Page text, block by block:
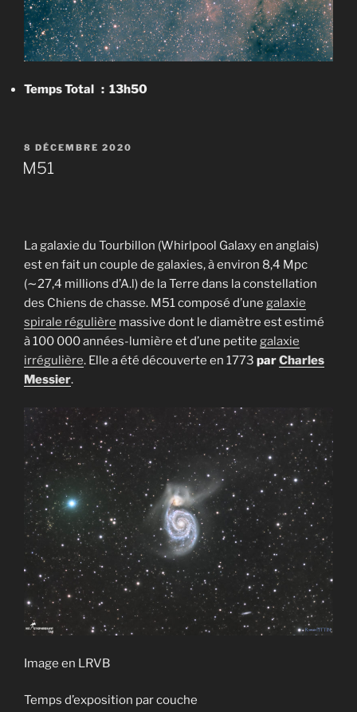
Temps Total : 13h50
PUBLIÉ
LE
8 DÉCEMBRE 2020
M51
La galaxie du Tourbillon (Whirlpool Galaxy en anglais)
est en fait un couple de galaxies, à environ 8,4 Mpc
(∼27,4 millions d’A.l) de la Terre dans la constellation
des Chiens de chasse. M51 composé d’une galaxie
spirale régulière massive dont le diamètre est estimé
à 100 000 années-lumière et d’une petite galaxie
irrégulière. Elle a été découverte en 1773 parCharles
Messier.
Image en LRVB
Temps d’exposition par couche